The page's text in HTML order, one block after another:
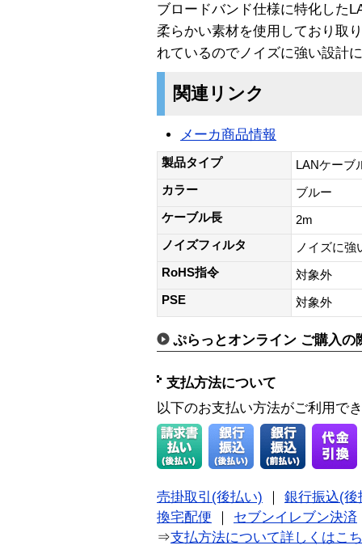
ブロードバンド仕様に特化した
柔らかい素材を使用しており取
れているのでノイズに強い設計
関連リンク
メーカ商品情報
製品タイプ
LANケーブ
カラー
ブルー
ケーブル長
2m
ノイズフィルタ
ノイズに強
RoHS指令
対象外
PSE
対象外
ぷらっとオンライン ご購入の
支払方法について
以下のお支払い方法がご利用で
売掛取引(後払い) ｜ 銀行振込(後
換宅配便 ｜ セブンイレブン決済
⇒支払方法について詳しくはこ